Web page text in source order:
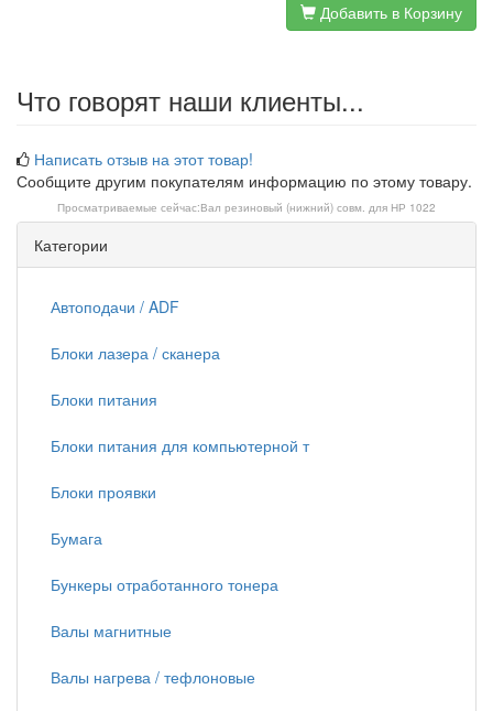
Добавить в Корзину
Что говорят наши клиенты...
Написать отзыв на этот товар!
Сообщите другим покупателям информацию по этому товару.
Просматриваемые сейчас:Вал резиновый (нижний) совм. для НР 1022
Категории
Автоподачи / ADF
Блоки лазера / сканера
Блоки питания
Блоки питания для компьютерной т
Блоки проявки
Бумага
Бункеры отработанного тонера
Валы магнитные
Валы нагрева / тефлоновые